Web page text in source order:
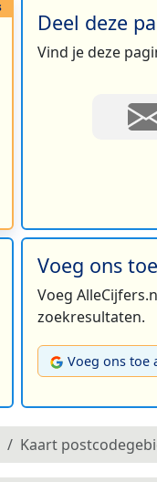
Deel deze
Vind je deze
Voeg ons
Voeg
zoekresultaten.
Voeg ons toe
Kaart